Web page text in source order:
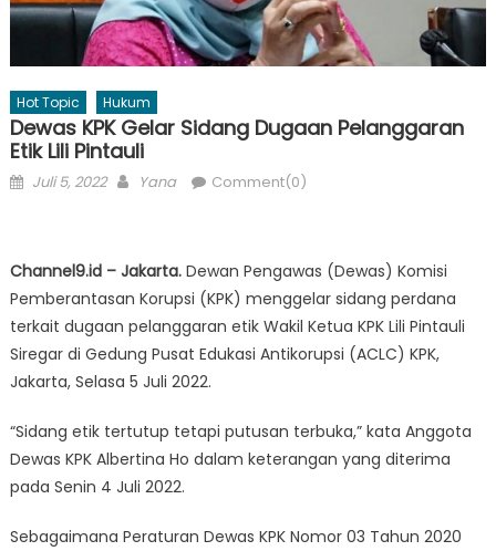
Hot Topic Hukum
Dewas KPK Gelar Sidang Dugaan Pelanggaran
Etik Lili Pintauli
Posted
Juli 5, 2022 Author
Yana Comment(0)
Channel9.id – Jakarta. Dewan Pengawas (Dewas) Komisi
Pemberantasan Korupsi (KPK) menggelar sidang perdana
terkait dugaan pelanggaran etik Wakil Ketua KPK Lili Pintauli
Siregar di Gedung Pusat Edukasi Antikorupsi (ACLC) KPK,
Jakarta, Selasa 5 Juli 2022.
“Sidang etik tertutup tetapi putusan terbuka,” kata Anggota
Dewas KPK Albertina Ho dalam keterangan yang diterima
pada Senin 4 Juli 2022.
Sebagaimana Peraturan Dewas KPK Nomor 03 Tahun 2020